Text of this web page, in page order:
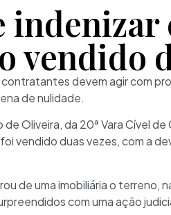
vendido
devem agir com
de nulidade.
Oliveira, da 20ª Vara Cível
vendido duas vezes, com a
de uma imobiliária o terreno,
com uma ação